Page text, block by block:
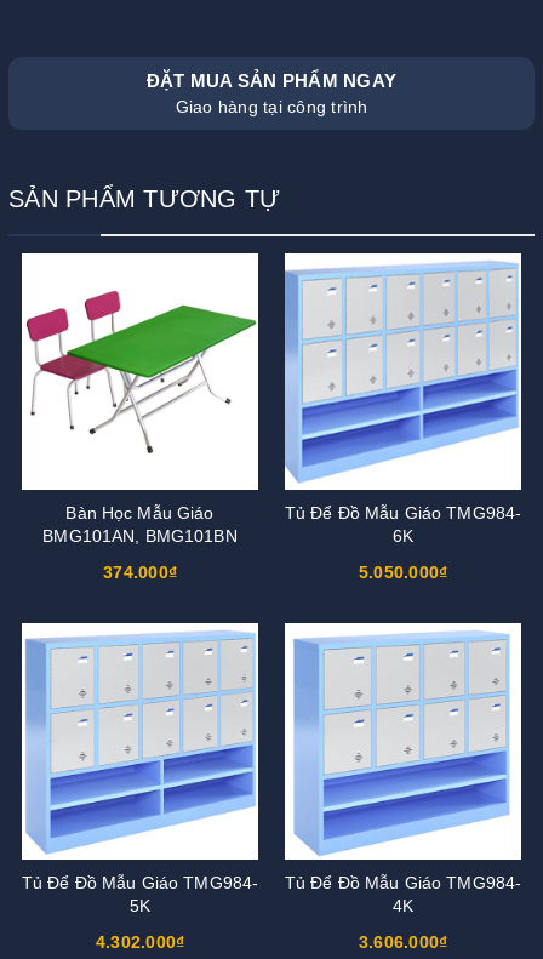
ĐẶT MUA SẢN PHẨM NGAY
Giao hàng tại công trình
SẢN PHẨM TƯƠNG TỰ
Bàn Học Mẫu Giáo
BMG101AN, BMG101BN
374.000₫
Tủ Để Đồ Mẫu Giáo TMG984-
6K
5.050.000₫
Tủ Để Đồ Mẫu Giáo TMG984-
5K
4.302.000₫
Tủ Để Đồ Mẫu Giáo TMG984-
4K
3.606.000₫